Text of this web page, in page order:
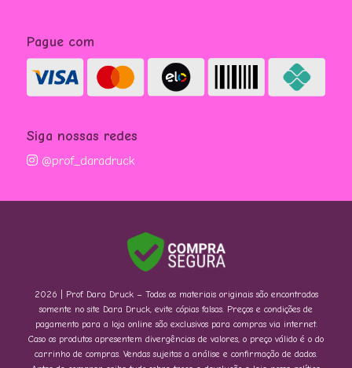
Pague com
Siga nossas redes
@prof_daradruck
2026 | Prof. Dara Druck – Todos os materiais originais são encontrados
somente no site Dara Druck, evite cópias falsas. Preços e condições de
pagamento para a loja online são exclusivos para compras via internet.
Caso os produtos apresentem divergências de valores, o preço válido é o do
carrinho de compras. Vendas sujeitas a análise e confirmação de dados.